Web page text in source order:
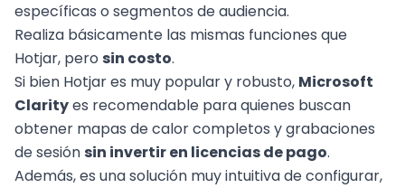
específicas o segmentos de audiencia.
Realiza básicamente las mismas funciones que
Hotjar, pero sin costo.
Si bien Hotjar es muy popular y robusto, Microsoft
Clarityes recomendable para quienes buscan
obtener mapas de calor completos y grabaciones
de sesión sin invertir en licencias de pago.
Además, es una solución muy intuitiva de configurar,